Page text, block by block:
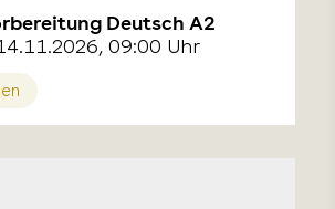
Deutsch A2
09:00 Uhr